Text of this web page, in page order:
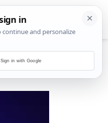
Sign in with Google